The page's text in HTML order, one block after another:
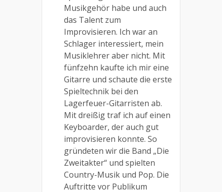
Musikgehör habe und auch
das Talent zum
Improvisieren. Ich war an
Schlager interessiert, mein
Musiklehrer aber nicht. Mit
fünfzehn kaufte ich mir eine
Gitarre und schaute die erste
Spieltechnik bei den
Lagerfeuer-Gitarristen ab.
Mit dreißig traf ich auf einen
Keyboarder, der auch gut
improvisieren konnte. So
gründeten wir die Band „Die
Zweitakter“ und spielten
Country-Musik und Pop. Die
Auftritte vor Publikum